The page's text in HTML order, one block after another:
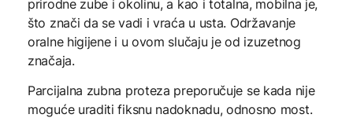
prirodne zube i okolinu, a kao i totalna, mobilna je,
što znači da se vadi i vraća u usta. Održavanje
oralne higijene i u ovom slučaju je od izuzetnog
značaja.
Parcijalna zubna proteza preporučuje se kada nije
moguće uraditi fiksnu nadoknadu, odnosno most.